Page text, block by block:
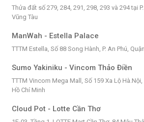
Thửa đất số 279, 284, 291, 298, 293 và 294 tại
Vũng Tàu
ManWah - Estella Palace
TTTM Estella, Số 88 Song Hành, P. An Phú,
Sumo Yakiniku - Vincom Thảo Điền
TTTM Vincom Mega Mall, Số 159 Xa Lộ Hà.Nội,
Hồ Chí Minh
Cloud Pot - Lotte Cần Thơ